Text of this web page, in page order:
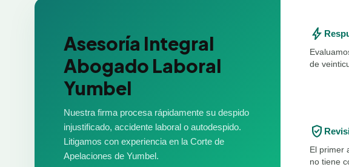
Asesoría Integral
Abogado Laboral
Yumbel
Nuestra firma procesa rápidamente su despido
injustificado, accidente laboral o autodespido.
Litigamos con experiencia en la Corte de
Apelaciones de Yumbel.
bolt
de
verified_user
El primer
no tiene